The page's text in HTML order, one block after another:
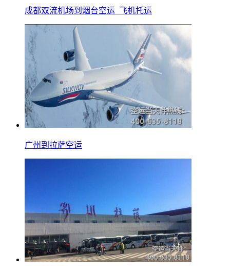
成都双流机场到烟台空运_飞机托运
广州到拉萨空运